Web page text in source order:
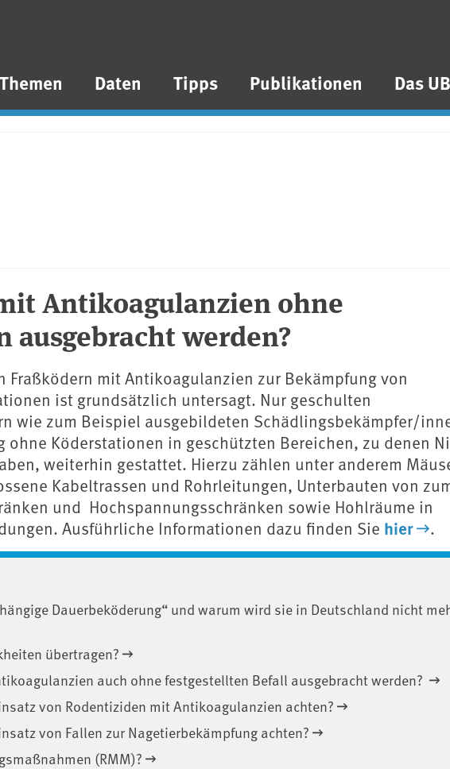
Themen Daten Tipps Publikationen Das
Antikoagulanzien ohne
ausgebracht werden?
Fraßködern mit Antikoagulanzien zur Bekämpfung von
ist grundsätzlich untersagt. Nur geschulten
wie zum Beispiel ausgebildeten Schädlingsbekämpfer/
ohne Köderstationen in geschützten Bereichen, zu denen
weiterhin gestattet. Hierzu zählen unter anderem
Kabeltrassen und Rohrleitungen, Unterbauten von
und Hochspannungsschränken sowie Hohlräume in
Ausführliche Informationen dazu finden Sie hier .
Dauerbeköderung“ und warum wird sie in Deutschland nicht
übertragen?
auch ohne festgestellten Befall ausgebracht werden?
von Rodentiziden mit Antikoagulanzien achten?
von Fallen zur Nagetierbekämpfung achten?
(RMM)?